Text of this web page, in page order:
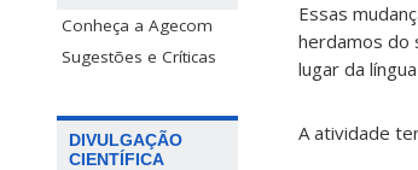
Conheça a Agecom
Sugestões e Críticas
DIVULGAÇÃO
CIENTÍFICA
Essas
herdamos do
lugar da
A atividade